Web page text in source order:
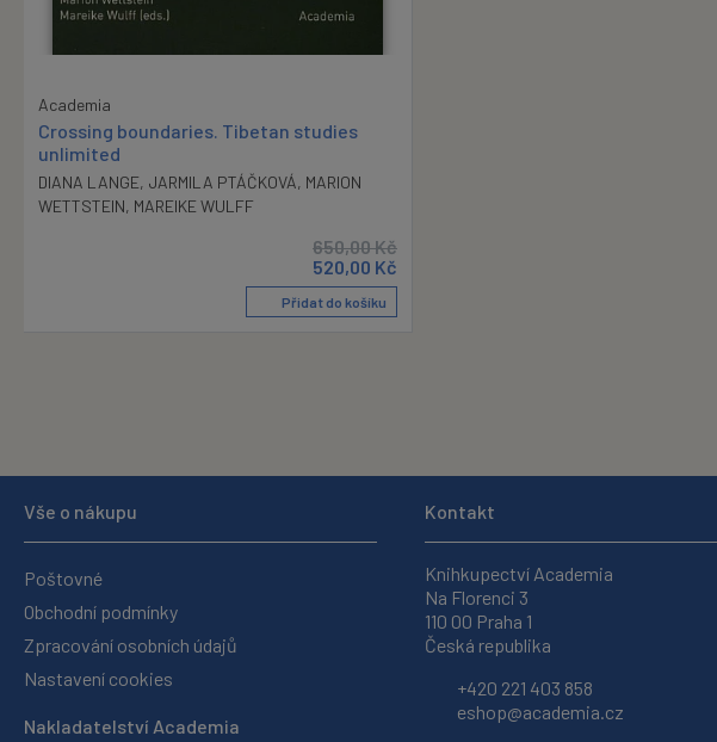
Academia
Crossing boundaries. Tibetan studies
unlimited
DIANA LANGE, JARMILA PTÁČKOVÁ, MARION
WETTSTEIN, MAREIKE WULFF
650,00Kč
520,00 Kč
Přidat do košíku
Vše o nákupu
Poštovné
Obchodní podmínky
Zpracování osobních údajů
Nastavení cookies
Nakladatelství Academia
Kontakt
Knihkupectví Academia
Na Florenci 3
110 00 Praha 1
Česká republika
+420 221 403 858
eshop@academia.cz